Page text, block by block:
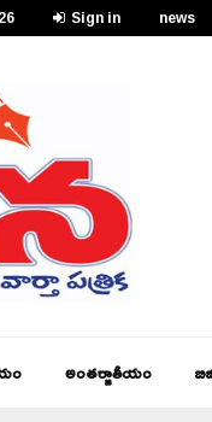
Sign in news
పీఎం
అంతర్జాతీయం